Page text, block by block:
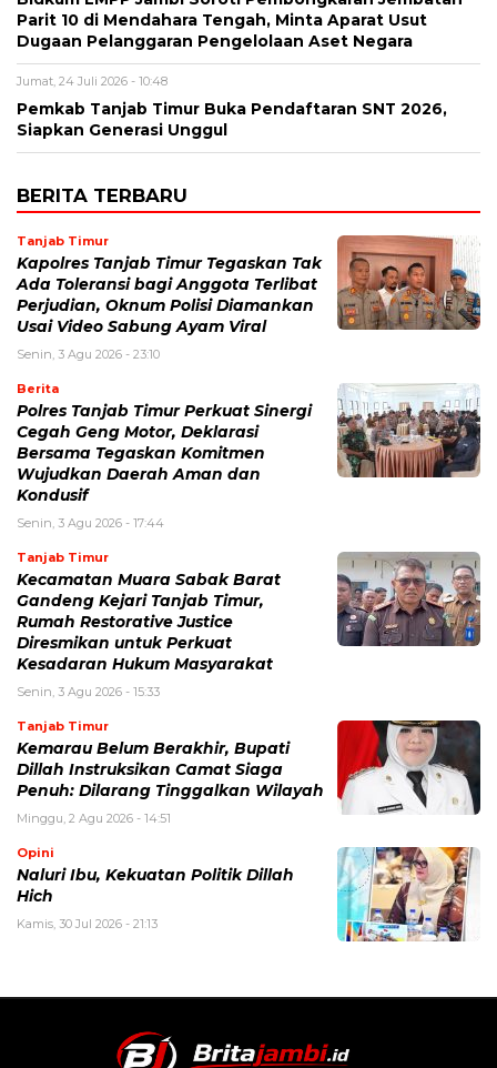
Parit 10 di Mendahara Tengah, Minta Aparat Usut
Dugaan Pelanggaran Pengelolaan Aset Negara
Jumat, 24 Juli 2026 - 10:48
Pemkab Tanjab Timur Buka Pendaftaran SNT 2026,
Siapkan Generasi Unggul
BERITA TERBARU
Tanjab Timur
Kapolres Tanjab Timur Tegaskan Tak
Ada Toleransi bagi Anggota Terlibat
Perjudian, Oknum Polisi Diamankan
Usai Video Sabung Ayam Viral
Senin, 3 Agu 2026 - 23:10
Berita
Polres Tanjab Timur Perkuat Sinergi
Cegah Geng Motor, Deklarasi
Bersama Tegaskan Komitmen
Wujudkan Daerah Aman dan
Kondusif
Senin, 3 Agu 2026 - 17:44
Tanjab Timur
Kecamatan Muara Sabak Barat
Gandeng Kejari Tanjab Timur,
Rumah Restorative Justice
Diresmikan untuk Perkuat
Kesadaran Hukum Masyarakat
Senin, 3 Agu 2026 - 15:33
Tanjab Timur
Kemarau Belum Berakhir, Bupati
Dillah Instruksikan Camat Siaga
Penuh: Dilarang Tinggalkan Wilayah
Minggu, 2 Agu 2026 - 14:51
Opini
Naluri Ibu, Kekuatan Politik Dillah
Hich
Kamis, 30 Jul 2026 - 21:13